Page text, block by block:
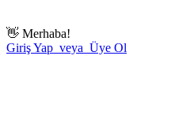
👋 Merhaba!
Giriş Yap veya Üye Ol